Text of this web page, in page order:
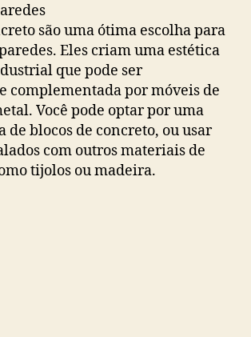
são uma ótima escolha para
Eles criam uma estética
que pode ser
complementada por móveis de
Você pode optar por uma
de blocos de concreto, ou usar
com outros materiais de
tijolos ou madeira.